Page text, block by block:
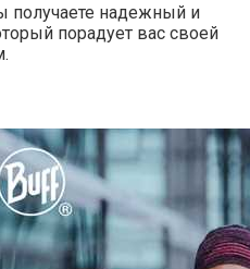
получаете надежный и
порадует вас своей